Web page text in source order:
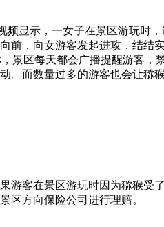
频显示，一女子在景区游玩时
前，向女游客发起进攻，结结
景区每天都会广播提醒游客
。而数量过多的游客也会让猕
游客在景区游玩时因为猕猴受
区方向保险公司进行理赔。